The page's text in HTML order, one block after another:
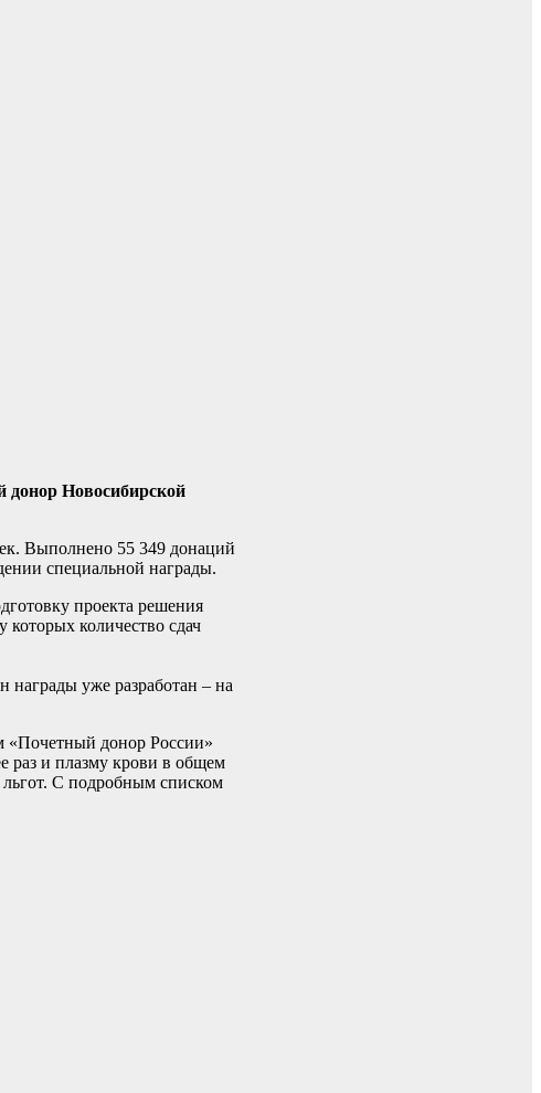
донор Новосибирской
Выполнено 55 349 донаций
специальной награды.
проекта решения
количество сдач
награды уже разработан – на
«Почетный донор России»
раз и плазму крови в общем
С подробным списком